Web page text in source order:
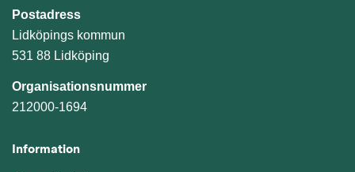
Postadress
Lidköpings kommun
531 88 Lidköping
Organisationsnummer
212000-1694
Information